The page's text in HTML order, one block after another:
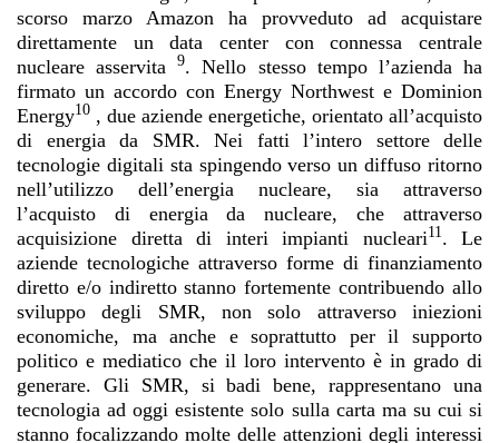
scorso marzo Amazon ha provveduto ad acquistare
direttamente un data center con connessa centrale
nucleare asservita9. Nello stesso tempo l’azienda ha
firmato un accordo con Energy Northwest e Dominion
Energy10 , due aziende energetiche, orientato all’acquisto
di energia da SMR. Nei fatti l’intero settore delle
tecnologie digitali sta spingendo verso un diffuso ritorno
nell’utilizzo dell’energia nucleare, sia attraverso
l’acquisto di energia da nucleare, che attraverso
acquisizione diretta di interi impianti nucleari11 . Le
aziende tecnologiche attraverso forme di finanziamento
diretto e/o indiretto stanno fortemente contribuendo allo
sviluppo degli SMR, non solo attraverso iniezioni
economiche, ma anche e soprattutto per il supporto
politico e mediatico che il loro intervento è in grado di
generare. Gli SMR, si badi bene, rappresentano una
tecnologia ad oggi esistente solo sulla carta ma su cui si
stanno focalizzando molte delle attenzioni degli interessi